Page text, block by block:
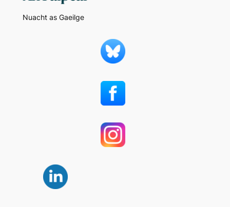
Nuacht as Gaeilge